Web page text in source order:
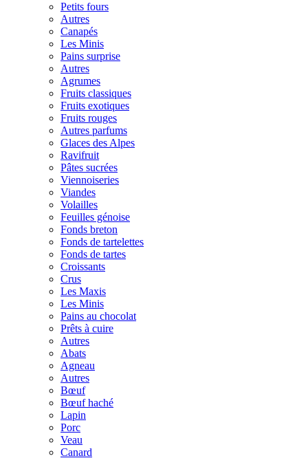
Petits fours
Autres
Canapés
Les Minis
Pains surprise
Autres
Agrumes
Fruits classiques
Fruits exotiques
Fruits rouges
Autres parfums
Glaces des Alpes
Ravifruit
Pâtes sucrées
Viennoiseries
Viandes
Volailles
Feuilles génoise
Fonds breton
Fonds de tartelettes
Fonds de tartes
Croissants
Crus
Les Maxis
Les Minis
Pains au chocolat
Prêts à cuire
Autres
Abats
Agneau
Autres
Bœuf
Bœuf haché
Lapin
Porc
Veau
Canard